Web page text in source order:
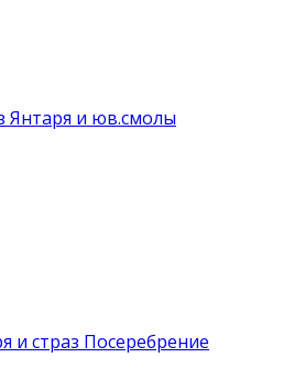
Янтаря и юв.смолы
и страз Посеребрение